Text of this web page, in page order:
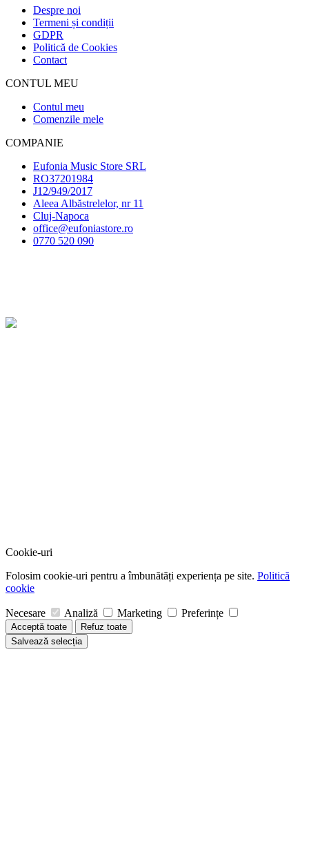
Despre noi
Termeni și condiții
GDPR
Politică de Cookies
Contact
CONTUL MEU
Contul meu
Comenzile mele
COMPANIE
Eufonia Music Store SRL
RO37201984
J12/949/2017
Aleea Albăstrelelor, nr 11
Cluj-Napoca
office@eufoniastore.ro
0770 520 090
Cookie-uri
Folosim cookie-uri pentru a îmbunătăți experiența pe site. Politică
cookie
Necesare Analiză Marketing Preferințe
Acceptă toate
Refuz toate
Salvează selecția